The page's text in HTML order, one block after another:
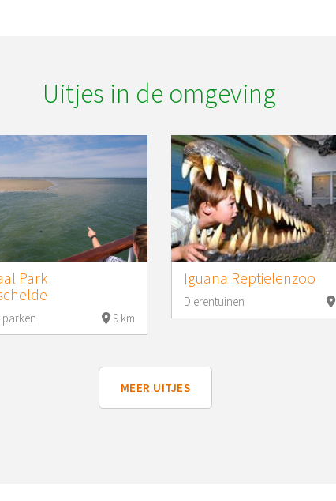
Uitjes in de omgeving
Park
9 km
Iguana Reptielenzoo
Dierentuinen
MEER UITJES